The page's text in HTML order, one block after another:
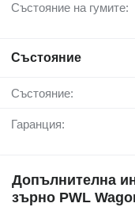
Състояние на гумите:
Състояние
Състояние:
Гаранция:
Допълнителна
зърно PWL